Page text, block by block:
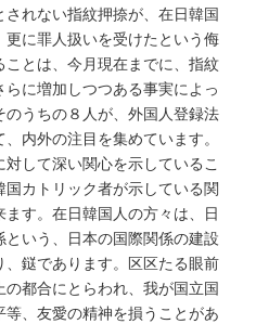
れない指紋押捺が、在日韓国
に罪人扱いを受けたという侮
とは、今月現在までに、指紋
に増加しつつある事実によっ
うちの８人が、外国人登録法
内外の注目を集めています。
して深い関心を示しているこ
カトリック者が示している関
す。在日韓国人の方々は、日
いう、日本の国際関係の建設
鎹であります。区区たる眼前
都合にとらわれ、我が国立国
、友愛の精神を損うことがあ